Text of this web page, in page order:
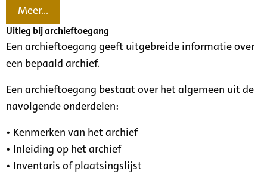
Meer...
Uitleg bij archieftoegang
Een archieftoegang geeft uitgebreide informatie over
een bepaald archief.
Een archieftoegang bestaat over het algemeen uit de
navolgende onderdelen:
• Kenmerken van het archief
• Inleiding op het archief
• Inventaris of plaatsingslijst